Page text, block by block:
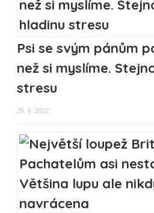
Psi se svým pánům
než si myslíme.
stresu
29. 8. 2022